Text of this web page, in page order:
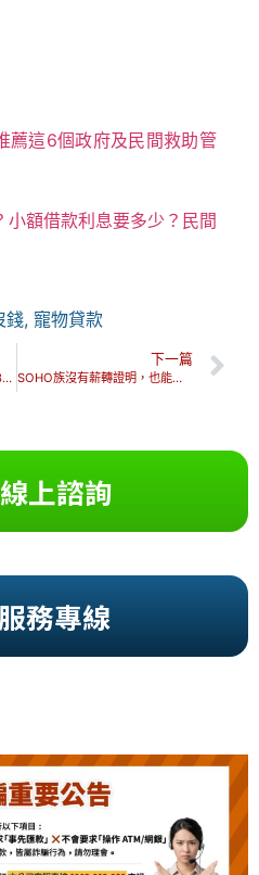
薦這6個政府及民間救助管
額借款利息要多少？民間
錢,寵物貸款
信用卡分數太低怎麼辦？盤點3個影響、改善方式與能否貸款！
下一篇
SOHO族沒有薪轉證明，也能貸款嗎？這4大貸款方式推薦記起來！
上諮詢
務專線